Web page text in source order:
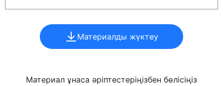
Материалды жүктеу
Материал ұнаса әріптестеріңізбен бөлісіңіз